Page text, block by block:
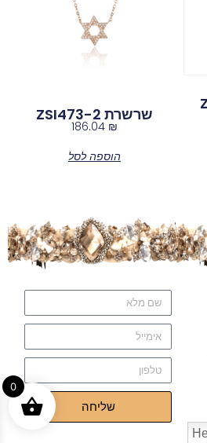
שרשרת ZSI473-2
186.04 ₪
הוספה לסל
שליחה
0